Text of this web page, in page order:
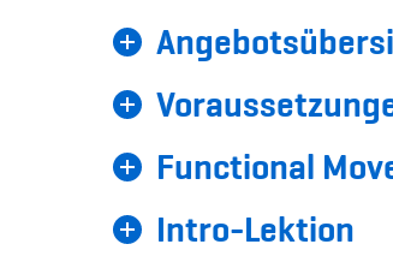
Functional
Intro-Lektion